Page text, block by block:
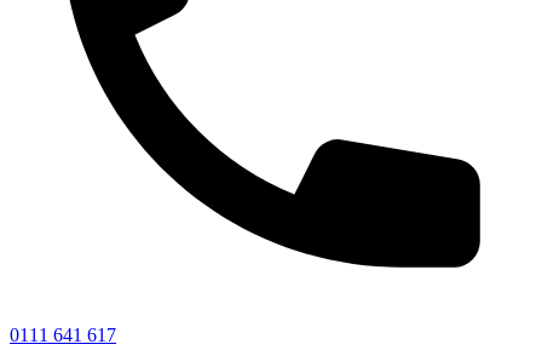
0111 641 617